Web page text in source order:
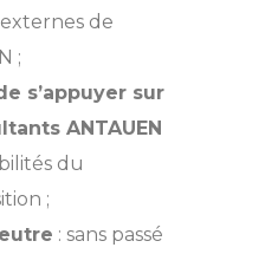
de
;
s’appuyer sur
ANTAUEN
du
;
: sans passé